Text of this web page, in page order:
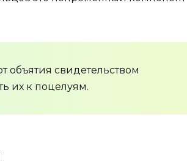
объятия свидетельством
их к поцелуям.